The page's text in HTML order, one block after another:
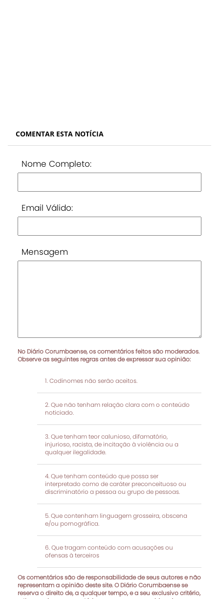
COMENTAR ESTA NOTÍCIA
Nome Completo:
Email Válido:
Mensagem
No Diário Corumbaense, os comentários feitos são moderados.
Observe as seguintes regras antes de expressar sua opinião:
Codinomes não serão aceitos.
Que não tenham relação clara com o conteúdo
noticiado.
Que tenham teor calunioso, difamatório,
injurioso, racista, de incitação à violência ou a
qualquer ilegalidade.
Que tenham conteúdo que possa ser
interpretado como de caráter preconceituoso ou
discriminatório a pessoa ou grupo de pessoas.
Que contenham linguagem grosseira, obscena
e/ou pornográfica.
Que tragam conteúdo com acusações ou
ofensas à terceiros
Os comentários são de responsabilidade de seus autores e não
representam a opinião deste site. O Diário Corumbaense se
reserva o direito de, a qualquer tempo, e a seu exclusivo critério,